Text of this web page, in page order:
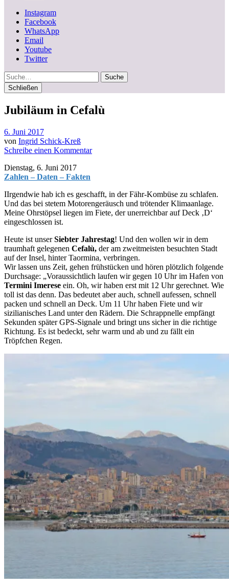
Instagram
Facebook
WhatsApp
Email
Youtube
Twitter
Suche
Schließen
Jubiläum in Cefalù
6. Juni 2017
von Ingrid Schick-Kreß
Schreibe einen Kommentar
Dienstag, 6. Juni 2017
Zahlen – Daten – Fakten
IIrgendwie hab ich es geschafft, in der Fähr-Kombüse zu schlafen.
Und das bei stetem Motorengeräusch und trötender Klimaanlage.
Meine Ohrstöpsel liegen im Fiete, der unerreichbar auf Deck ‚D‘
eingeschlossen ist.
Heute ist unserSiebter Jahrestag! Und den wollen wir in dem
traumhaft gelegenen Cefalù, der am zweitmeisten besuchten Stadt
auf der Insel, hinter Taormina, verbringen.
Wir lassen uns Zeit, gehen frühstücken und hören plötzlich folgende
Durchsage: „Voraussichtlich laufen wir gegen 10 Uhr im Hafen von
Termini Imerese ein. Oh, wir haben erst mit 12 Uhr gerechnet. Wie
toll ist das denn. Das bedeutet aber auch, schnell aufessen, schnell
packen und schnell an Deck. Um 11 Uhr haben Fiete und wir
sizilianisches Land unter den Rädern. Die Schrappnelle empfängt
Sekunden später GPS-Signale und bringt uns sicher in die richtige
Richtung. Es ist bedeckt, sehr warm und ab und zu fällt ein
Tröpfchen Regen.